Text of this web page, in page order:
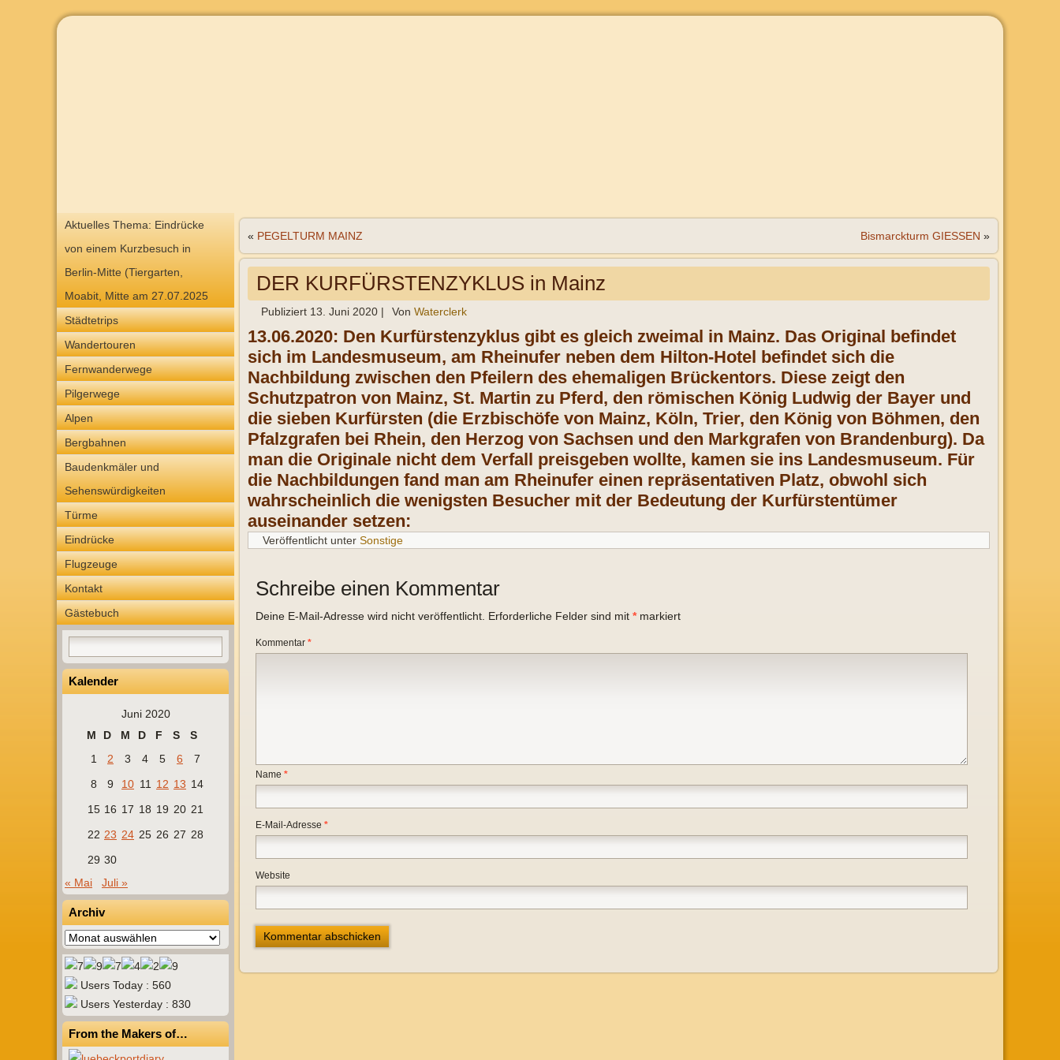
Aktuelles Thema: Eindrücke
von einem Kurzbesuch in
Berlin-Mitte (Tiergarten,
Moabit, Mitte am 27.07.2025
Städtetrips
Wandertouren
Fernwanderwege
Pilgerwege
Alpen
Bergbahnen
Baudenkmäler und
Sehenswürdigkeiten
Türme
Eindrücke
Flugzeuge
Kontakt
Gästebuch
Kalender
Juni 2020
M
D M D F S
S
1
2 3 4 5 6
7
8
9 10 11 12 13 14
15 16 17 18 19 20 21
22 23 24 25 26 27 28
29 30
« Mai
Juli »
Archiv
Archiv
Users Today : 560
Users Yesterday : 830
From the Makers of…
« PEGELTURM MAINZ Bismarckturm GIESSEN »
DER KURFÜRSTENZYKLUS in Mainz
Publiziert 13. Juni 2020 | Von Waterclerk
13.06.2020: Den Kurfürstenzyklus gibt es gleich zweimal in Mainz. Das Original befindet
sich im Landesmuseum, am Rheinufer neben dem Hilton-Hotel befindet sich die
Nachbildung zwischen den Pfeilern des ehemaligen Brückentors. Diese zeigt den
Schutzpatron von Mainz, St. Martin zu Pferd, den römischen König Ludwig der Bayer und
die sieben Kurfürsten (die Erzbischöfe von Mainz, Köln, Trier, den König von Böhmen, den
Pfalzgrafen bei Rhein, den Herzog von Sachsen und den Markgrafen von Brandenburg). Da
man die Originale nicht dem Verfall preisgeben wollte, kamen sie ins Landesmuseum. Für
die Nachbildungen fand man am Rheinufer einen repräsentativen Platz, obwohl sich
wahrscheinlich die wenigsten Besucher mit der Bedeutung der Kurfürstentümer
auseinander setzen:
Veröffentlicht unter Sonstige
Schreibe einen Kommentar
Deine E-Mail-Adresse wird nicht veröffentlicht. Erforderliche Felder sind mit *markiert
Kommentar *
Name *
E-Mail-Adresse *
Website